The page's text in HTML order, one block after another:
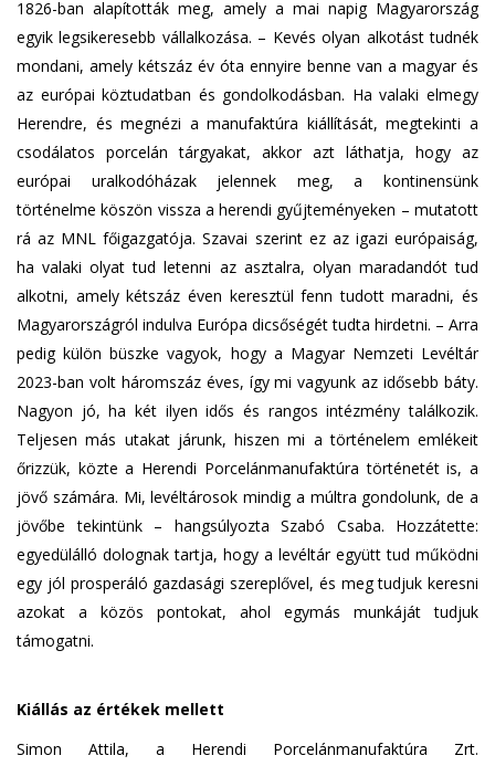
1826-ban alapították meg, amely a mai napig Magyarország
egyik legsikeresebb vállalkozása. – Kevés olyan alkotást tudnék
mondani, amely kétszáz év óta ennyire benne van a magyar és
az európai köztudatban és gondolkodásban. Ha valaki elmegy
Herendre, és megnézi a manufaktúra kiállítását, megtekinti a
csodálatos porcelán tárgyakat, akkor azt láthatja, hogy az
európai uralkodóházak jelennek meg, a kontinensünk
történelme köszön vissza a herendi gyűjteményeken – mutatott
rá az MNL főigazgatója. Szavai szerint ez az igazi európaiság,
ha valaki olyat tud letenni az asztalra, olyan maradandót tud
alkotni, amely kétszáz éven keresztül fenn tudott maradni, és
Magyarországról indulva Európa dicsőségét tudta hirdetni. – Arra
pedig külön büszke vagyok, hogy a Magyar Nemzeti Levéltár
2023-ban volt háromszáz éves, így mi vagyunk az idősebb báty.
Nagyon jó, ha két ilyen idős és rangos intézmény találkozik.
Teljesen más utakat járunk, hiszen mi a történelem emlékeit
őrizzük, közte a Herendi Porcelánmanufaktúra történetét is, a
jövő számára. Mi, levéltárosok mindig a múltra gondolunk, de a
jövőbe tekintünk – hangsúlyozta Szabó Csaba. Hozzátette:
egyedülálló dolognak tartja, hogy a levéltár együtt tud működni
egy jól prosperáló gazdasági szereplővel, és meg tudjuk keresni
azokat a közös pontokat, ahol egymás munkáját tudjuk
támogatni.
Kiállás az értékek mellett
Simon Attila, a Herendi Porcelánmanufaktúra Zrt.